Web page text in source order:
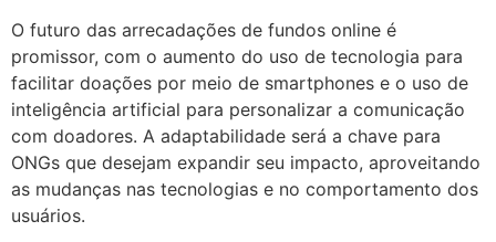
O futuro das arrecadações de fundos online é
promissor, com o aumento do uso de tecnologia para
facilitar doações por meio de smartphones e o uso de
inteligência artificial para personalizar a comunicação
com doadores. A adaptabilidade será a chave para
ONGs que desejam expandir seu impacto, aproveitando
as mudanças nas tecnologias e no comportamento dos
usuários.